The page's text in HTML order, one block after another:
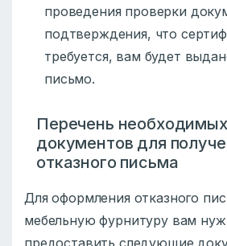
проведения проверки
подтверждения, что
требуется, вам будет
письмо.
Перечень необходимых
документов для
отказного письма
Для оформления отказного
мебельную фурнитуру вам
предоставить следующие